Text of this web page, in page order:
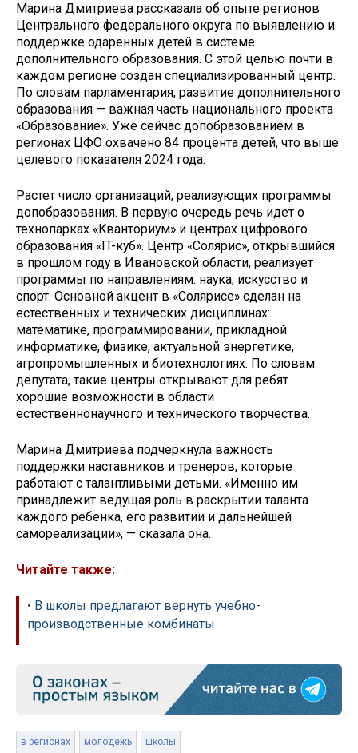
Марина Дмитриева рассказала об опыте регионов
Центрального федерального округа по выявлению и
поддержке одаренных детей в системе
дополнительного образования. С этой целью почти в
каждом регионе создан специализированный центр.
По словам парламентария, развитие дополнительного
образования — важная часть национального проекта
«Образование». Уже сейчас допобразованием в
регионах ЦФО охвачено 84 процента детей, что выше
целевого показателя 2024 года.
Растет число организаций, реализующих программы
допобразования. В первую очередь речь идет о
технопарках «Кванториум» и центрах цифрового
образования «IT-куб». Центр «Солярис», открывшийся
в прошлом году в Ивановской области, реализует
программы по направлениям: наука, искусство и
спорт. Основной акцент в «Солярисе» сделан на
естественных и технических дисциплинах:
математике, программировании, прикладной
информатике, физике, актуальной энергетике,
агропромышленных и биотехнологиях. По словам
депутата, такие центры открывают для ребят
хорошие возможности в области
естественнонаучного и технического творчества.
Марина Дмитриева подчеркнула важность
поддержки наставников и тренеров, которые
работают с талантливыми детьми. «Именно им
принадлежит ведущая роль в раскрытии таланта
каждого ребенка, его развитии и дальнейшей
самореализации», — сказала она.
Читайте также:
• В школы предлагают вернуть учебно-
производственные комбинаты
в регионах молодежь школы